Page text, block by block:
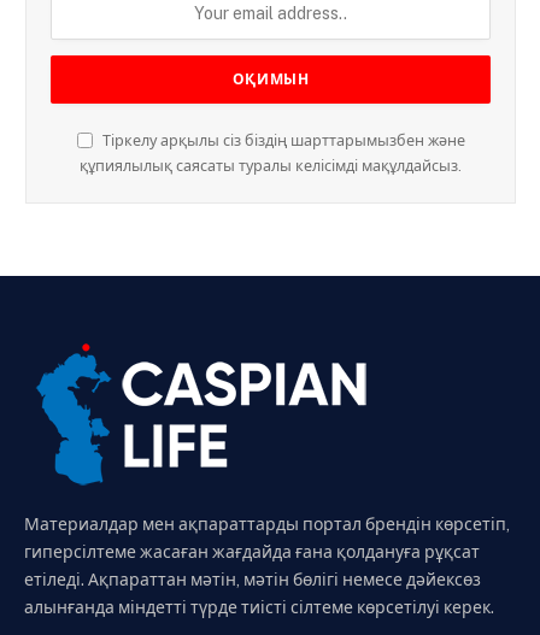
Тіркелу арқылы сіз біздің шарттарымызбен және
құпиялылық саясаты туралы келісімді мақұлдайсыз.
Материалдар мен ақпараттарды портал брендін көрсетіп,
гиперсілтеме жасаған жағдайда ғана қолдануға рұқсат
етіледі. Ақпараттан мәтін, мәтін бөлігі немесе дәйексөз
алынғанда міндетті түрде тиісті сілтеме көрсетілуі керек.